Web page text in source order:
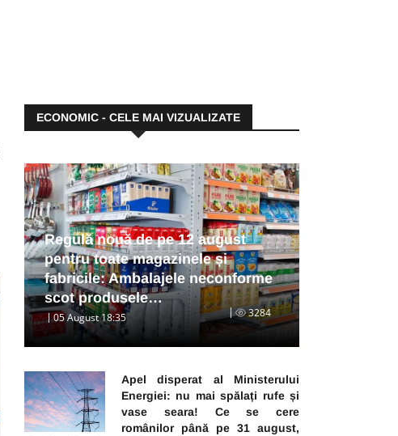
ECONOMIC - CELE MAI VIZUALIZATE
Regulă nouă de pe 12 august
pentru toate magazinele și
fabricile: Ambalajele neconforme
scot produsele…
05 August 18:35 3284
Apel disperat al Ministerului
Energiei: nu mai spălați rufe și
vase seara! Ce se cere
românilor până pe 31 august,